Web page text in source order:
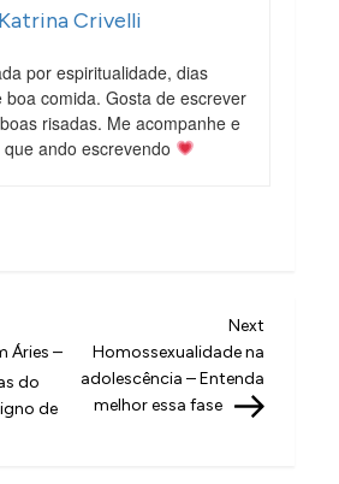
Katrina Crivelli
por espiritualidade, dias
boa comida. Gosta de escrever
risadas. Me acompanhe e
ando escrevendo
Áries –
do
de
Next
Post
Next
Homossexualidade na
adolescência – Entenda
melhor essa fase